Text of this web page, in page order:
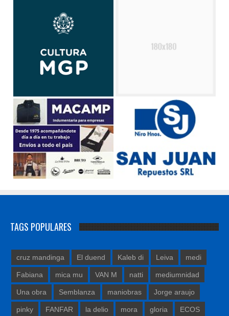
TAGS POPULARES
cruz mandinga El duend Kaleb di Leiva medi
Fabiana mica mu VAN M natti mediumnidad
Una obra Semblanza maniobras Jorge araujo
pinky FANFAR la delio mora gloria ECOS